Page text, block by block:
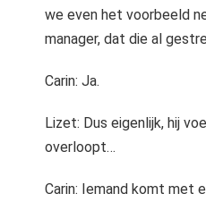
we even het voorbeeld
manager, dat die al
Carin: Ja.
Lizet: Dus eigenlijk, hij
overloopt…
Carin: Iemand komt met